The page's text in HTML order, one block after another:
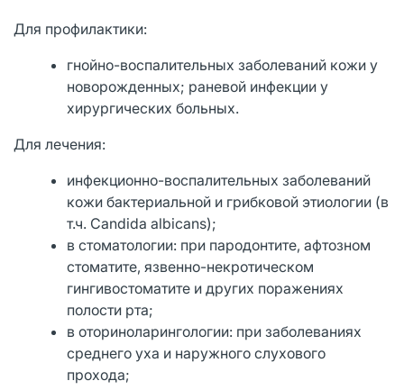
Для профилактики:
гнойно-воспалительных заболеваний кожи у
новорожденных; раневой инфекции у
хирургических больных.
Для лечения:
инфекционно-воспалительных заболеваний
кожи бактериальной и грибковой этиологии (в
т.ч. Candida albicans);
в стоматологии: при пародонтите, афтозном
стоматите, язвенно-некротическом
гингивостоматите и других поражениях
полости рта;
в оториноларингологии: при заболеваниях
среднего уха и наружного слухового
прохода;